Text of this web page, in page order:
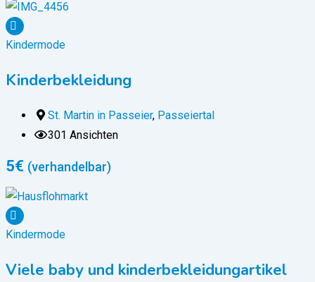
Kindermode
Kinderbekleidung
St. Martin in Passeier, Passeiertal
301 Ansichten
5€ (verhandelbar)
Kindermode
Viele baby und kinderbekleidungartikel